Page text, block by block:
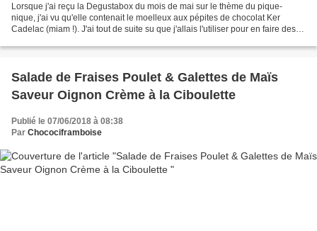
Lorsque j'ai reçu la Degustabox du mois de mai sur le thème du pique-
nique, j'ai vu qu'elle contenait le moelleux aux pépites de chocolat Ker
Cadelac (miam !). J'ai tout de suite su que j'allais l'utiliser pour en faire des
Salade de Fraises Poulet & Galettes de Maïs
Saveur Oignon Crème à la Ciboulette
Publié le 07/06/2018 à 08:38
Par Chocociframboise